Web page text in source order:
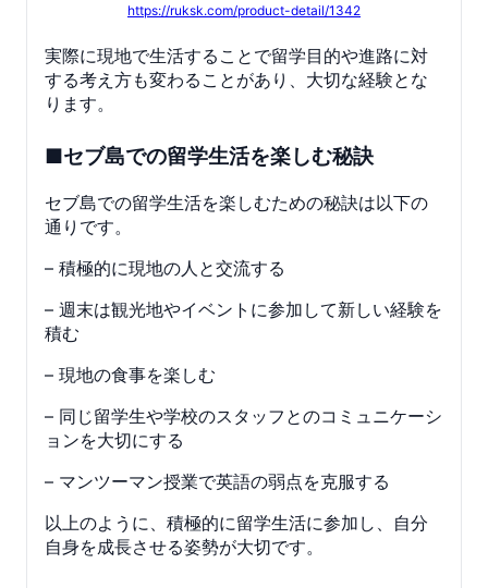
https://ruksk.com/product-detail/1342
実際に現地で生活することで留学目的や進路に対
する考え方も変わることがあり、大切な経験とな
ります。
■セブ島での留学生活を楽しむ秘訣
セブ島での留学生活を楽しむための秘訣は以下の
通りです。
– 積極的に現地の人と交流する
– 週末は観光地やイベントに参加して新しい経験を
積む
– 現地の食事を楽しむ
– 同じ留学生や学校のスタッフとのコミュニケーシ
ョンを大切にする
– マンツーマン授業で英語の弱点を克服する
以上のように、積極的に留学生活に参加し、自分
自身を成長させる姿勢が大切です。